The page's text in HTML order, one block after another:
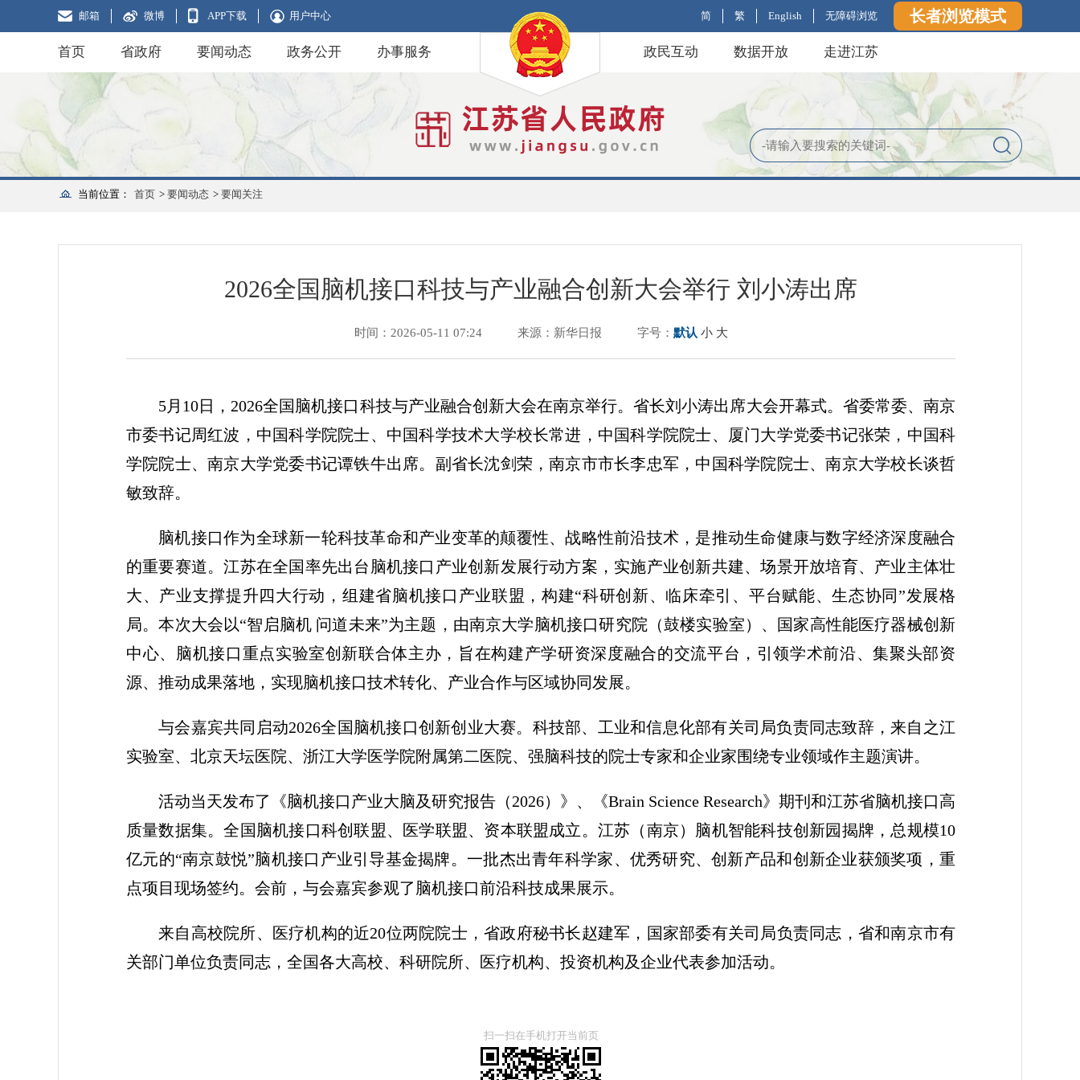
邮箱 微博 APP下载 用户中心 简 繁 English 无障碍浏览 长者浏览模式
首页 省政府 要闻动态 政务公开 办事服务 政民互动 数据开放 走进江苏
当前位置： 首页 > 要闻动态 > 要闻关注
2026全国脑机接口科技与产业融合创新大会举行 刘小涛出席
时间：2026-05-11 07:24 来源：新华日报 字号： 默认 小 大
5月10日，2026全国脑机接口科技与产业融合创新大会在南京举行。省长刘小涛出席大会开幕式。省委常委、南京
市委书记周红波，中国科学院院士、中国科学技术大学校长常进，中国科学院院士、厦门大学党委书记张荣，中国科
学院院士、南京大学党委书记谭铁牛出席。副省长沈剑荣，南京市市长李忠军，中国科学院院士、南京大学校长谈哲
敏致辞。
脑机接口作为全球新一轮科技革命和产业变革的颠覆性、战略性前沿技术，是推动生命健康与数字经济深度融合
的重要赛道。江苏在全国率先出台脑机接口产业创新发展行动方案，实施产业创新共建、场景开放培育、产业主体壮
大、产业支撑提升四大行动，组建省脑机接口产业联盟，构建“科研创新、临床牵引、平台赋能、生态协同”发展格
局。本次大会以“智启脑机 问道未来”为主题，由南京大学脑机接口研究院（鼓楼实验室）、国家高性能医疗器械创新
中心、脑机接口重点实验室创新联合体主办，旨在构建产学研资深度融合的交流平台，引领学术前沿、集聚头部资
源、推动成果落地，实现脑机接口技术转化、产业合作与区域协同发展。
与会嘉宾共同启动2026全国脑机接口创新创业大赛。科技部、工业和信息化部有关司局负责同志致辞，来自之江
实验室、北京天坛医院、浙江大学医学院附属第二医院、强脑科技的院士专家和企业家围绕专业领域作主题演讲。
活动当天发布了《脑机接口产业大脑及研究报告（2026）》、《Brain Science Research》期刊和江苏省脑机接口高
质量数据集。全国脑机接口科创联盟、医学联盟、资本联盟成立。江苏（南京）脑机智能科技创新园揭牌，总规模10
亿元的“南京鼓悦”脑机接口产业引导基金揭牌。一批杰出青年科学家、优秀研究、创新产品和创新企业获颁奖项，重
点项目现场签约。会前，与会嘉宾参观了脑机接口前沿科技成果展示。
来自高校院所、医疗机构的近20位两院院士，省政府秘书长赵建军，国家部委有关司局负责同志，省和南京市有
关部门单位负责同志，全国各大高校、科研院所、医疗机构、投资机构及企业代表参加活动。
扫一扫在手机打开当前页